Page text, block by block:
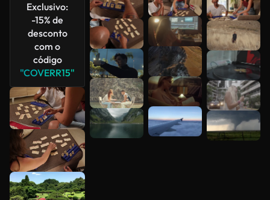
Exclusivo:
-15% de
desconto
com o
código
"COVERR15"